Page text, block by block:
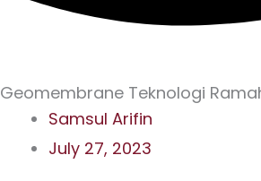
Geomembrane Teknologi
Samsul Arifin
July 27, 2023